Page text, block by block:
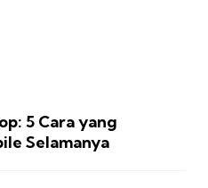
5 Cara yang
Selamanya